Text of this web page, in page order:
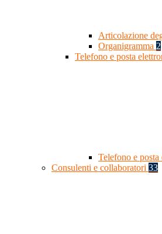
Articolazione
Organigramma 2
Telefono e posta
Telefono e posta
Consulenti e collaboratori 33